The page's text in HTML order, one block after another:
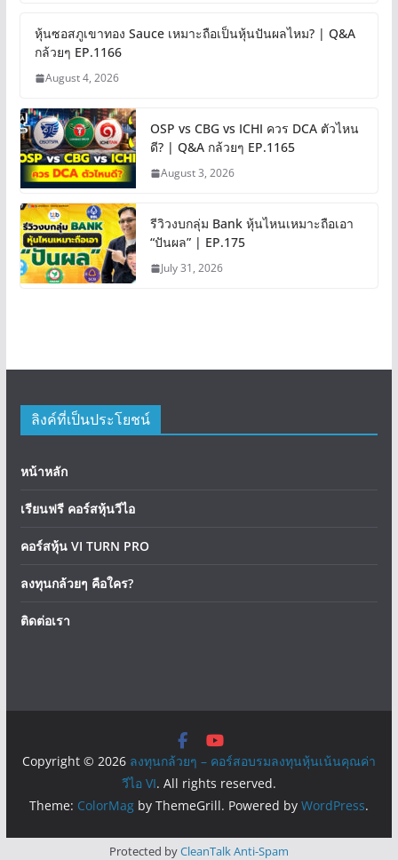
หุ้นซอสภูเขาทอง Sauce เหมาะถือเป็นหุ้นปันผลไหม? | Q&A
กล้วยๆ EP.1166
August 4, 2026
OSP vs CBG vs ICHI ควร DCA ตัวไหน
ดี? | Q&A กล้วยๆ EP.1165
August 3, 2026
รีวิวงบกลุ่ม Bank หุ้นไหนเหมาะถือเอา
“ปันผล” | EP.175
July 31, 2026
ลิงค์ที่เป็นประโยชน์
หน้าหลัก
เรียนฟรี คอร์สหุ้นวีไอ
คอร์สหุ้น VI TURN PRO
ลงทุนกล้วยๆ คือใคร?
ติดต่อเรา
Copyright © 2026 ลงทุนกล้วยๆ – คอร์สอบรมลงทุนหุ้นเน้นคุณค่า
วีไอ VI. All rights reserved.
Theme: ColorMagby ThemeGrill. Powered by WordPress.
Protected byCleanTalk Anti-Spam